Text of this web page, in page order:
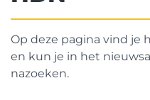
Op deze pagina vind je
en kun je in het
nazoeken.